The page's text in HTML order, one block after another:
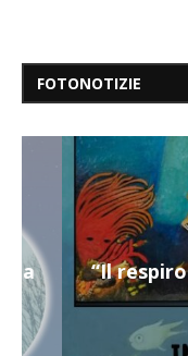
FOTONOTIZIE
“Il respiro